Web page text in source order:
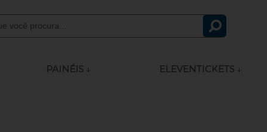
PAINÉIS ELEVENTICKETS